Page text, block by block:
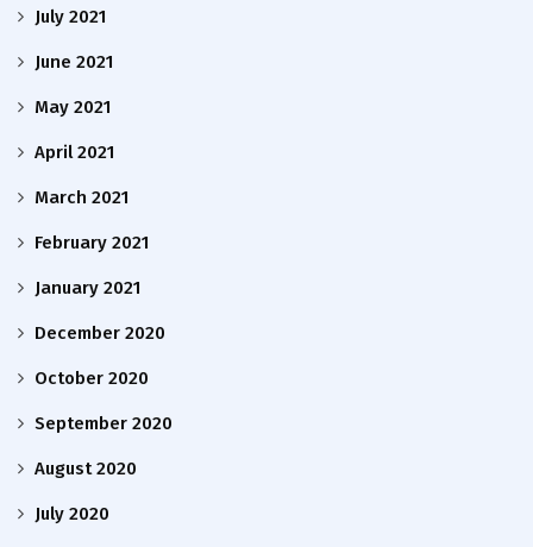
July 2021
June 2021
May 2021
April 2021
March 2021
February 2021
January 2021
December 2020
October 2020
September 2020
August 2020
July 2020